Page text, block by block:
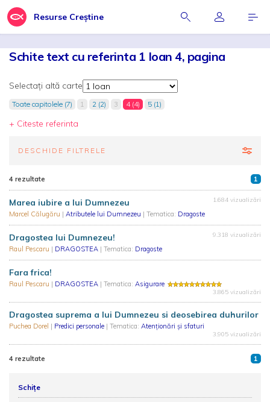
Resurse Creștine
Schite text cu referinta 1 Ioan 4, pagina
Selectați altă carte
Toate capitolele (7) 1 2 (2) 3 4 (4) 5 (1)
+ Citeste referinta
DESCHIDE FILTRELE
4 rezultate 1
Marea iubire a lui Dumnezeu
Marcel Călugăru | Atributele lui Dumnezeu | Tematica: Dragoste
1.684 vizualizări
Dragostea lui Dumnezeu!
Raul Pescaru | DRAGOSTEA | Tematica: Dragoste
9.318 vizualizări
Fara frica!
Raul Pescaru | DRAGOSTEA | Tematica: Asigurare
3.865 vizualizări
Dragostea suprema a lui Dumnezeu si deosebirea duhurilor
Puchea Dorel | Predici personale | Tematica: Atenționări și sfaturi
3.905 vizualizări
4 rezultate 1
Schițe